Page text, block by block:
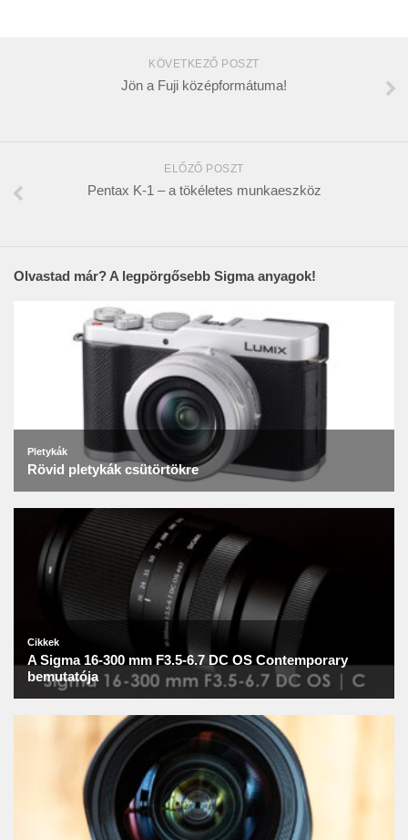
KÖVETKEZŐ POSZT
Jön a Fuji középformátuma!
ELŐZŐ POSZT
Pentax K-1 – a tökéletes munkaeszköz
Olvastad már? A legpörgősebb Sigma anyagok!